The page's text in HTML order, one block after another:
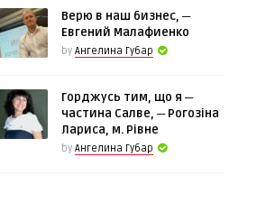
Верю в наш бизнес, ─
Евгений Малафиенко
by Ангелина Губар
Горджусь тим, що я ─
частина Салве, ─ Рогозіна
Лариса, м. Рівне
by Ангелина Губар